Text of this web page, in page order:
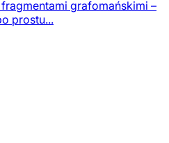
grafomańskimi –
prostu...